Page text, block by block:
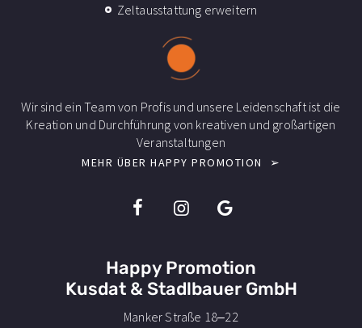
Zeltausstattung erweitern
Wir sind ein Team von Profis und unsere Leidenschaft ist die
Kreation und Durchführung von kreativen und großartigen
Veranstaltungen
MEHR ÜBER HAPPY PROMOTION ➢
I
c
s
-
a
I
c
s
-
n
I
c
s
-
o
Happy Promotion
Kusdat & Stadlbauer GmbH
Manker Straße 18–22